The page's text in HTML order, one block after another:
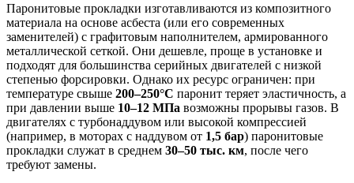
Паронитовые прокладки изготавливаются из композитного
материала на основе асбеста (или его современных
заменителей) с графитовым наполнителем, армированного
металлической сеткой. Они дешевле, проще в установке и
подходят для большинства серийных двигателей с низкой
степенью форсировки. Однако их ресурс ограничен: при
температуре свыше 200–250°C паронит теряет эластичность, а
при давлении выше 10–12 МПа возможны прорывы газов. В
двигателях с турбонаддувом или высокой компрессией
(например, в моторах с наддувом от 1,5 бар) паронитовые
прокладки служат в среднем 30–50 тыс. км, после чего
требуют замены.